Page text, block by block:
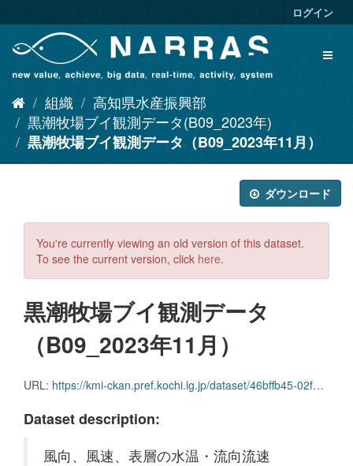
キ
ログイン
組織
高知県水産振興部
黒潮牧場ブイ観測データ(B09_2023年)
黒潮牧場ブイ観測データ（B09_2023年11月）
ダウンロード
You're currently viewing an old version of this dataset.
To see the current version, click here.
黒潮牧場ブイ観測データ
（B09_2023年11月）
URL: https://kmi-ckan.pref.kochi.lg.jp/dataset/46bffb45-02f9-4eb5-8095-8d41108637a7/resource/0d0fb691-7a07-4cd6-850b-0bdb4a22f65f/download/kuroshiobokujoubuikansokudatab09_2023nen11.csv
Dataset description:
風向、風速、表層の水温・流向流速